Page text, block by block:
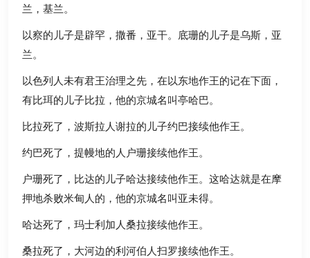
兰，基兰。
以察的儿子是辟罕，撒番，亚干。底珊的儿子是乌斯，亚
兰。
以色列人未有君王治理之先，在以东地作王的记在下面，
有比珥的儿子比拉，他的京城名叫亭哈巴。
比拉死了，波斯拉人谢拉的儿子约巴接续他作王。
约巴死了，提幔地的人户珊接续他作王。
户珊死了，比达的儿子哈达接续他作王。这哈达就是在摩
押地杀败米甸人的，他的京城名叫亚未得。
哈达死了，玛士利加人桑拉接续他作王。
桑拉死了，大河边的利河伯人扫罗接续他作王。